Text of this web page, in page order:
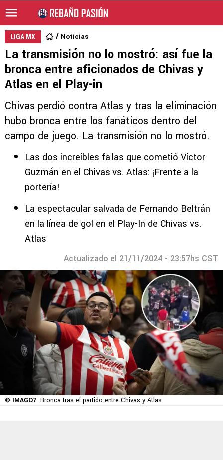
LIGA MX Noticias
La transmisión no lo mostró: así fue la
bronca entre aficionados de Chivas y
Atlas en el Play-in
Chivas perdió contra Atlas y tras la eliminación
hubo bronca entre los fanáticos dentro del
campo de juego. La transmisión no lo mostró.
Las dos increíbles fallas que cometió Víctor
Guzmán en el Chivas vs. Atlas: ¡Frente a la
portería!
La espectacular salvada de Fernando Beltrán
en la línea de gol en el Play-In de Chivas vs.
Atlas
Actualizado el 21/11/2024 - 23:57hs CST
© IMAGO7 Bronca tras el partido entre Chivas y Atlas.